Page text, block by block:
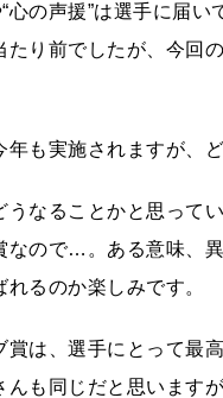
心の声援”は選手に届
たり前でしたが、今回
も実施されますが、
なることかと思って
なので…。ある意味、
るのか楽しみです。
は、選手にとって最
も同じだと思います